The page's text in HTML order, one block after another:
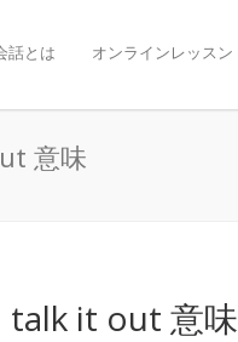
話とは オンラインレッスン
意味
it out 意味